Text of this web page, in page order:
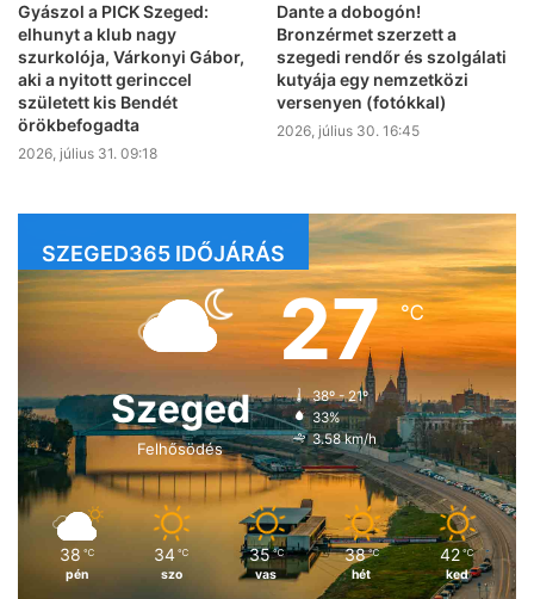
Gyászol a PICK Szeged:
elhunyt a klub nagy
szurkolója, Várkonyi Gábor,
aki a nyitott gerinccel
született kis Bendét
örökbefogadta
2026, július 31. 09:18
Dante a dobogón!
Bronzérmet szerzett a
szegedi rendőr és szolgálati
kutyája egy nemzetközi
versenyen (fotókkal)
2026, július 30. 16:45
SZEGED365 IDŐJÁRÁS
Szeged
Felhősödés
27℃
38º - 21º
33%
3.58 km/h
38 ℃
pén
34 ℃
szo
35 ℃
vas
38 ℃
hét
42 ℃
ked